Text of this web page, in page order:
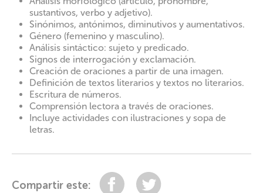
sustantivos, verbo y adjetivo).
Sinónimos, antónimos, diminutivos y aumentativos.
Género (femenino y masculino).
Análisis sintáctico: sujeto y predicado.
Signos de interrogación y exclamación.
Creación de oraciones a partir de una imagen.
Definición de textos literarios y textos no literarios.
Escritura de números.
Comprensión lectora a través de oraciones.
Incluye actividades con ilustraciones y sopa de
letras.
Compartir este:
Compartir